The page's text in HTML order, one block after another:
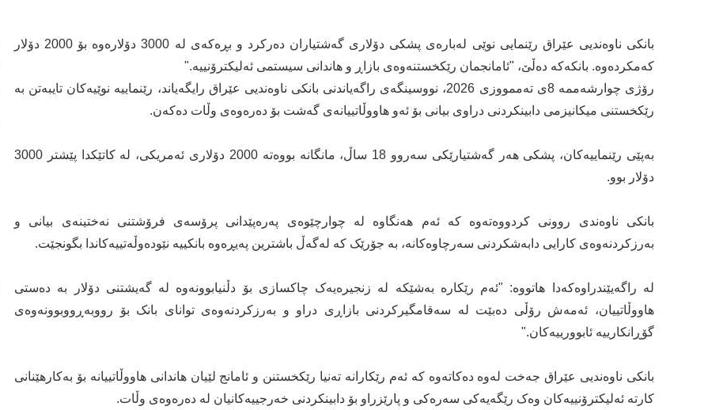
بانکی ناوەندیی عێراق رێنمایی نوێی لەبارەی پشکی دۆلاری گەشتیاران دەرکرد و بڕەکەی لە 3000 دۆلارەوە بۆ 2000 دۆلار
کەمکردەوە. بانکەکە دەڵێ، "ئامانجمان رێکخستنەوەی بازاڕ و هاندانی سیستمی ئەلیکترۆنییە."
رۆژی چوارشەممە 8ی تەممووزی 2026، نووسینگەی راگەیاندنی بانکی ناوەندیی عێراق رایگەیاند، رێنماییە نوێیەکان تایبەتن بە
رێکخستنی میکانیزمی دابینکردنی دراوی بیانی بۆ ئەو هاووڵاتییانەی گەشت بۆ دەرەوەی وڵات دەکەن.
بەپێی رێنماییەکان، پشکی هەر گەشتیارێکی سەروو 18 ساڵ، مانگانە بووەتە 2000 دۆلاری ئەمریکی، لە کاتێکدا پێشتر 3000
دۆلار بوو.
بانکی ناوەندی روونی کردووەتەوە کە ئەم هەنگاوە لە چوارچێوەی پەرەپێدانی پرۆسەی فرۆشتنی نەختینەی بیانی و
بەرزکردنەوەی کارایی دابەشکردنی سەرچاوەکانە، بە جۆرێک کە لەگەڵ باشترین پەیڕەوە بانکییە نێودەوڵەتییەکاندا بگونجێت.
لە راگەیێندراوەکەدا هاتووە: "ئەم رێکارە بەشێکە لە زنجیرەیەک چاکسازی بۆ دڵنیابوونەوە لە گەیشتنی دۆلار بە دەستی
هاووڵاتییان، ئەمەش رۆڵی دەبێت لە سەقامگیرکردنی بازاڕی دراو و بەرزکردنەوەی توانای بانک بۆ رووبەڕووبوونەوەی
گۆڕانکارییە ئابوورییەکان."
بانکی ناوەندیی عێراق جەخت لەوە دەکاتەوە کە ئەم رێکارانە تەنیا رێکخستنن و ئامانج لێیان هاندانی هاووڵاتییانە بۆ بەکارهێنانی
کارتە ئەلیکترۆنییەکان وەک رێگەیەکی سەرەکی و پارێزراو بۆ دابینکردنی خەرجییەکانیان لە دەرەوەی وڵات.